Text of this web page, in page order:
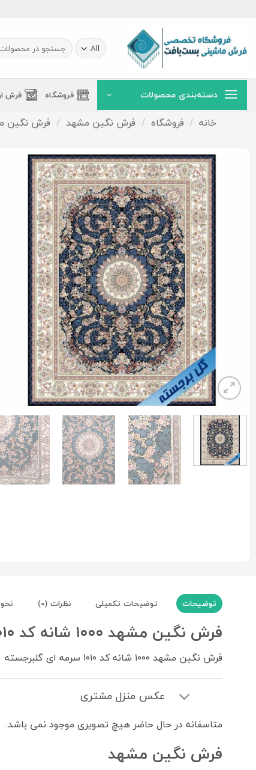
content
جستجو
برای:
دسته‌بندی محصولات فروشگاه فرش
خانه / فروشگاه / فرش نگین مشهد / فرش نگین مشهد
توضیحات توضیحات تکمیلی نظرات (0)
فرش نگین مشهد ۱۰۰۰ شانه کد ۱۰۱۰ سرمه ای
فرش نگین مشهد ۱۰۰۰ شانه کد ۱۰۱۰ سرمه ای گلبرجسته
عکس منزل مشتری
متاسفانه در حال حاضر هیچ تصویری موجود نمی باشد.
فرش نگین مشهد